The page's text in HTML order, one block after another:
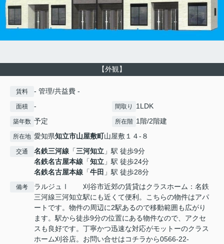
【外観】
賃料 - 管理/共益費 -
面積 - 間取り 1LDK
築年数 予定 所在階 1階/2階建
所在地 愛知県知立市山屋敷町山屋敷１４-８
交通 名鉄三河線 「三河知立 」駅 徒歩9分
名鉄名古屋本線 「知立 」駅 徒歩24分
名鉄名古屋本線 「牛田 」駅 徒歩28分
備考
ラルジュⅠ 刈谷市近郊の賃貸はクラスホーム：名鉄
三河線三河知立駅にも近くて便利。こちらの物件はアパ
ートです。物件の周辺に2駅あるので移動範囲も広がり
ます。駅から徒歩9分の位置にある物件なので、アクセ
スも良好です。丁寧かつ迅速な対応がモットーのクラス
ホーム刈谷店。お問い合せはコチラから0566-22-